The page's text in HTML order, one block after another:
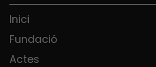
Inici
Fundació
Actes